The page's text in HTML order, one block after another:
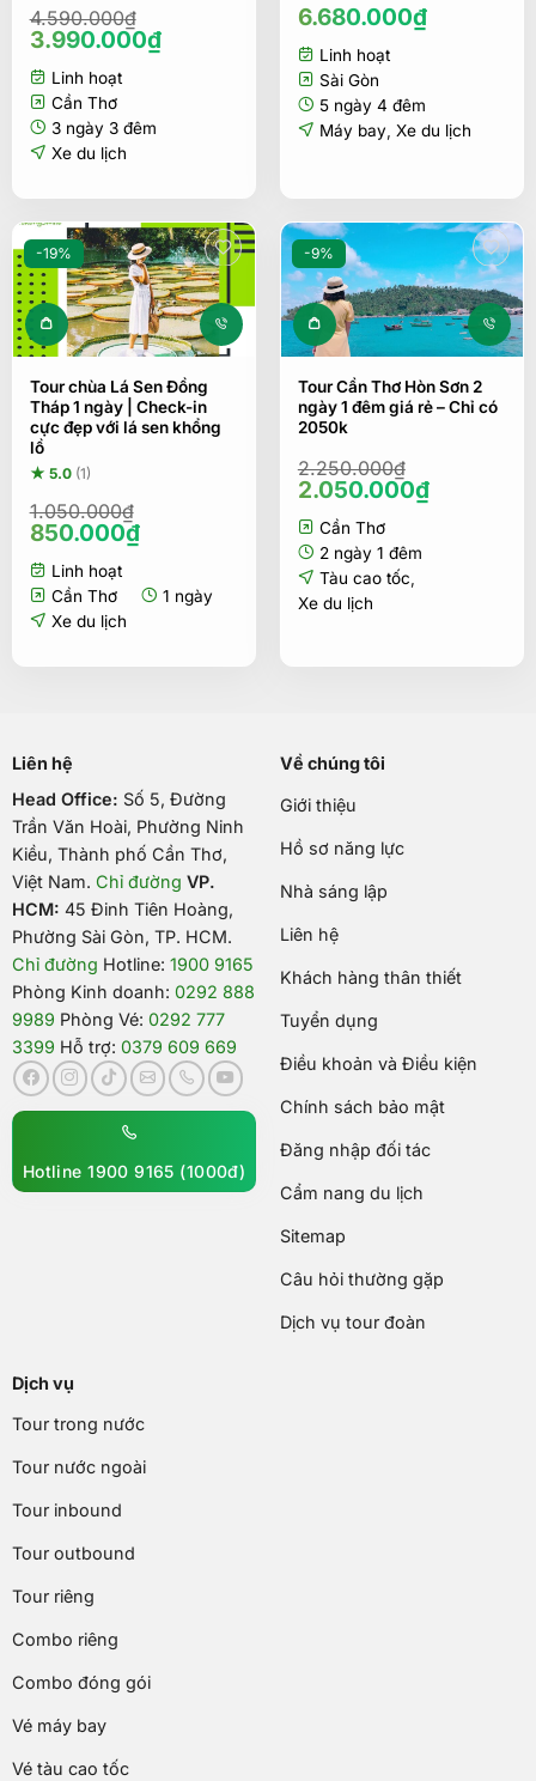
4.590.000₫
Giá
là:
4.590.000₫.
3.990.000₫Giá
hiện
Linh hoạt
Cần Thơ
3 ngày 3 đêm
Xe du lịch
6.680.000₫
Linh hoạt
Sài Gòn
5 ngày 4 đêm
Máy bay Xe du lịch
-19%
Tour chùa Lá Sen Đồng
Tháp 1 ngày | Check-in
cực đẹp với lá sen khổng
lồ
★ 5.0 (1)
1.050.000₫
Giá
là:
1.050.000₫.
850.000₫Giá
hiện
là:
Linh hoạt
Cần Thơ
1 ngày
Xe du lịch
-9%
Tour Cần Thơ Hòn Sơn 2
ngày 1 đêm giá rẻ – Chỉ có
2050k
2.250.000₫
Giá
gốc
là:
2.250.000₫.
2.050.000₫Giá
hiện
Cần Thơ
2 ngày 1 đêm
Tàu cao tốc
Xe du lịch
Liên hệ
Head Office: Số 5, Đường
Trần Văn Hoài, Phường Ninh
Kiều, Thành phố Cần Thơ,
Việt Nam. Chỉ đường VP.
HCM: 45 Đinh Tiên Hoàng,
Phường Sài Gòn, TP. HCM.
Chỉ đường Hotline: 1900 9165
Phòng Kinh doanh: 0292 888
9989 Phòng Vé: 0292 777
3399 Hỗ trợ: 0379 609 669
Hotline 1900 9165 (1000đ)
Về chúng tôi
Giới thiệu
Hồ sơ năng lực
Nhà sáng lập
Liên hệ
Khách hàng thân thiết
Tuyển dụng
Điều khoản và Điều kiện
Chính sách bảo mật
Đăng nhập đối tác
Cẩm nang du lịch
Sitemap
Câu hỏi thường gặp
Dịch vụ tour đoàn
Dịch vụ
Tour trong nước
Tour nước ngoài
Tour inbound
Tour outbound
Tour riêng
Combo riêng
Combo đóng gói
Vé máy bay
Vé tàu cao tốc